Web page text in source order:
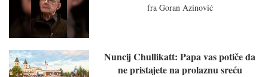
fra Goran Azinović
Nuncij Chullikatt: Papa vas potiče da
ne pristajete na prolaznu sreću